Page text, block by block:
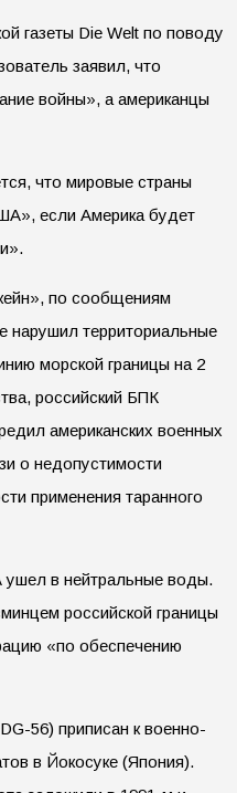
газеты Die Welt по поводу
заявил, что
войны», а американцы
что мировые страны
если Америка будет
по сообщениям
территориальные
морской границы на 2
российский БПК
американских военных
о недопустимости
применения таранного
в нейтральные воды.
российской границы
«по обеспечению
56) приписан к военно-
в Йокосуке (Япония).